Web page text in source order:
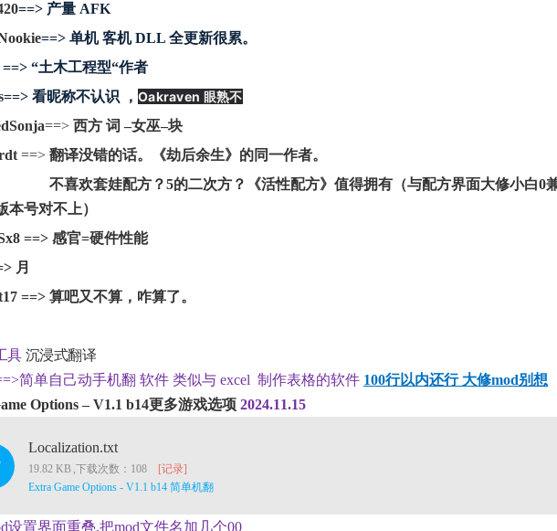
==> 产量 AFK
==> 单机 客机 DLL 全更新很累。
“土木工程型“作者
==> 看昵称不认识 ， Oakraven 眼熟不
==> 西方 词 –女巫–块
==>翻译没错的话。《劫后余生》的同一作者。
套娃配方？5的二次方？《活性配方》值得拥有（与配方界面大修小白0
本号对不上）
==> 感官=硬件性能
月
==> 算吧又不算，咋算了。
具 沉浸式翻译
简单自己动手机翻 软件 类似与 excel 制作表格的软件 100行以内还行 大修mod别想
Options – V1.1 b14更多游戏选项2024.11.15
Localization.txt
19.82 KB ,下载次数：108
[记录]
Extra Game Options - V1.1 b14 简单机翻
设置界面重叠,把mod文件名加几个00